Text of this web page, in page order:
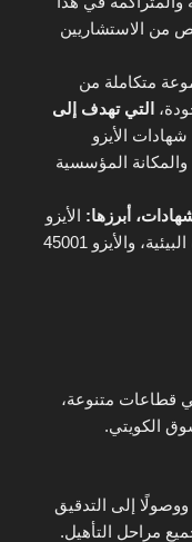
من الاستشاريين
متكاملة من
التي تهدف إلى
الأيزو
والمكانة المؤسسية
أبرزها: الأيزو
9001 لإدارة الجودة، الأيزو 14001 للإدارة البيئية، والأيزو 45001
أكثر من 300 عميل في قطاعات متنوعة،
الكويتي.
إلى التدقيق
مراحل التأهيل.